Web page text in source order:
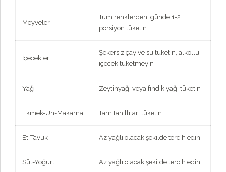
Meyveler
Tüm renklerden, günde 1-2
porsiyon tüketin
İçecekler
Şekersiz çay ve su tüketin, alkollü
içecek tüketmeyin
Yağ Zeytinyağı veya fındık yağı tüketin
Ekmek-Un-Makarna Tam tahıllıları tüketin
Et-Tavuk Az yağlı olacak şekilde tercih edin
Süt-Yoğurt Az yağlı olacak şekilde tercih edin